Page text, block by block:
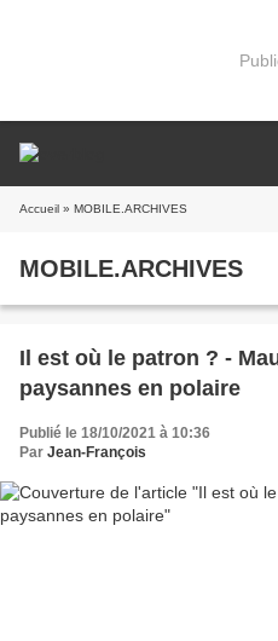
Accueil » MOBILE.ARCHIVES
MOBILE.ARCHIVES
Il est où le patron ? -
paysannes en polaire
Publié le 18/10/2021 à 10:36
Par Jean-François